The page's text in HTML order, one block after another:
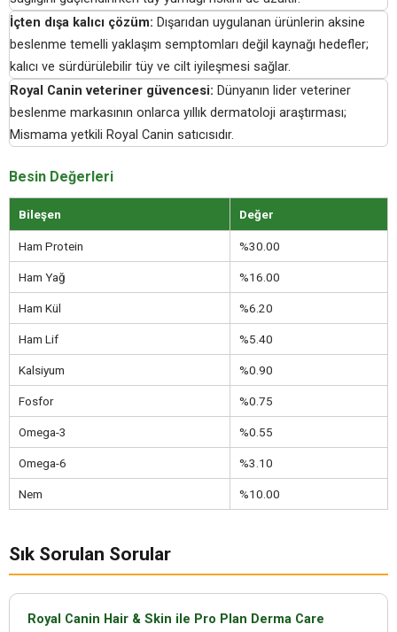
İçten dışa kalıcı çözüm: Dışarıdan uygulanan ürünlerin aksine
beslenme temelli yaklaşım semptomları değil kaynağı hedefler;
kalıcı ve sürdürülebilir tüy ve cilt iyileşmesi sağlar.
Royal Canin veteriner güvencesi: Dünyanın lider veteriner
beslenme markasının onlarca yıllık dermatoloji araştırması;
Mismama yetkili Royal Canin satıcısıdır.
Besin Değerleri
Bileşen Değer
Ham Protein %30.00
Ham Yağ %16.00
Ham Kül %6.20
Ham Lif %5.40
Kalsiyum %0.90
Fosfor %0.75
Omega-3 %0.55
Omega-6 %3.10
Nem %10.00
Sık Sorulan Sorular
Royal Canin Hair & Skin ile Pro Plan Derma Care